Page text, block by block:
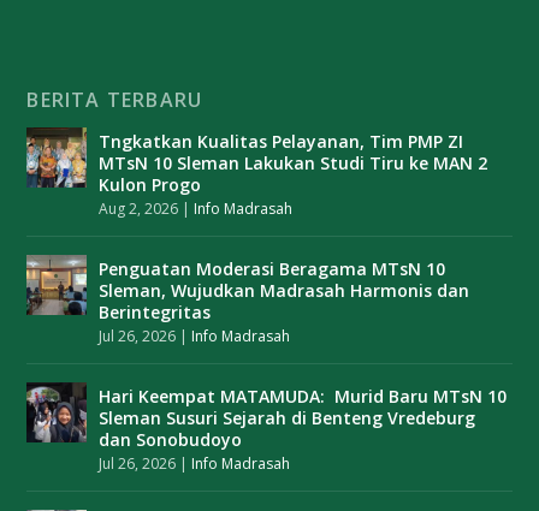
BERITA TERBARU
Tngkatkan Kualitas Pelayanan, Tim PMP ZI
MTsN 10 Sleman Lakukan Studi Tiru ke MAN 2
Kulon Progo
Aug 2, 2026 | Info Madrasah
Penguatan Moderasi Beragama MTsN 10
Sleman, Wujudkan Madrasah Harmonis dan
Berintegritas
Jul 26, 2026 | Info Madrasah
Hari Keempat MATAMUDA: Murid Baru MTsN 10
Sleman Susuri Sejarah di Benteng Vredeburg
dan Sonobudoyo
Jul 26, 2026 | Info Madrasah